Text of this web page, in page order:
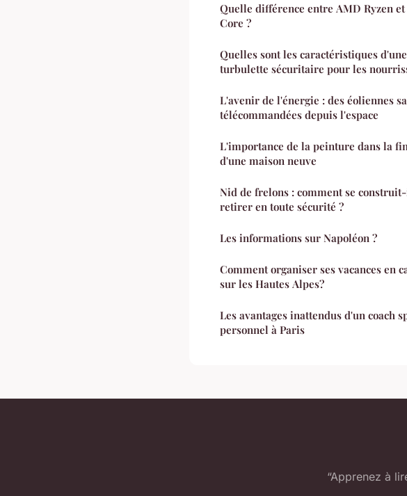
Quelle différence entre AMD Ryzen
Core ?
Quelles sont les caractéristiques d'une
turbulette sécuritaire pour les
L'avenir de l'énergie : des éoliennes
télécommandées depuis l'espace
L'importance de la peinture dans la
d'une maison neuve
Nid de frelons : comment se
retirer en toute sécurité ?
Les informations sur Napoléon ?
Comment organiser ses vacances en
sur les Hautes Alpes?
Les avantages inattendus d'un coach
personnel à Paris
“Apprenez à